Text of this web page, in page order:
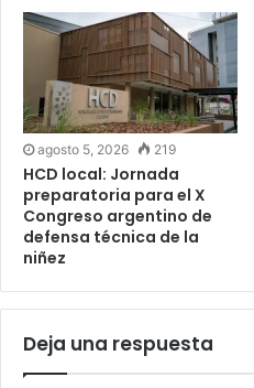
agosto 5, 2026 219
HCD local: Jornada
preparatoria para el X
Congreso argentino de
defensa técnica de la
niñez
Deja una respuesta